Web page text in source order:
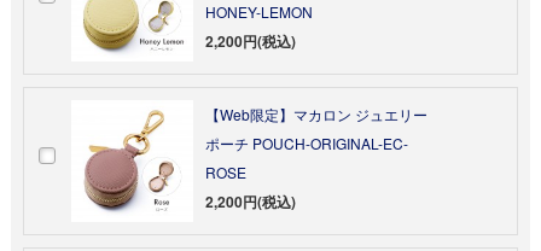
HONEY-LEMON
2,200円(税込)
【Web限定】マカロン ジュエリー
ポーチ POUCH-ORIGINAL-EC-
ROSE
2,200円(税込)